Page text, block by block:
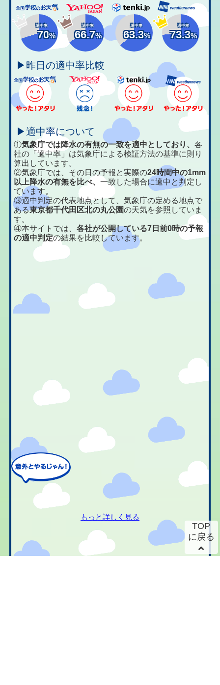
適中率
70%
適中率
66.7%
適中率
63.3%
適中率
73.3%
▶昨日の適中率比較
▶適中率について
①気象庁では降水の有無の一致を適中としており、各
社の「適中率」は気象庁による検証方法の基準に則り
算出しています。
②気象庁では、その日の予報と実際の24時間中の1mm
以上降水の有無を比べ、一致した場合に適中と判定し
ています。
③適中判定の代表地点として、気象庁の定める地点で
ある東京都千代田区北の丸公園の天気を参照していま
す。
④本サイトでは、各社が公開している7日前0時の予報
の適中判定の結果を比較しています。
もっと詳しく見る
TOP
に戻る